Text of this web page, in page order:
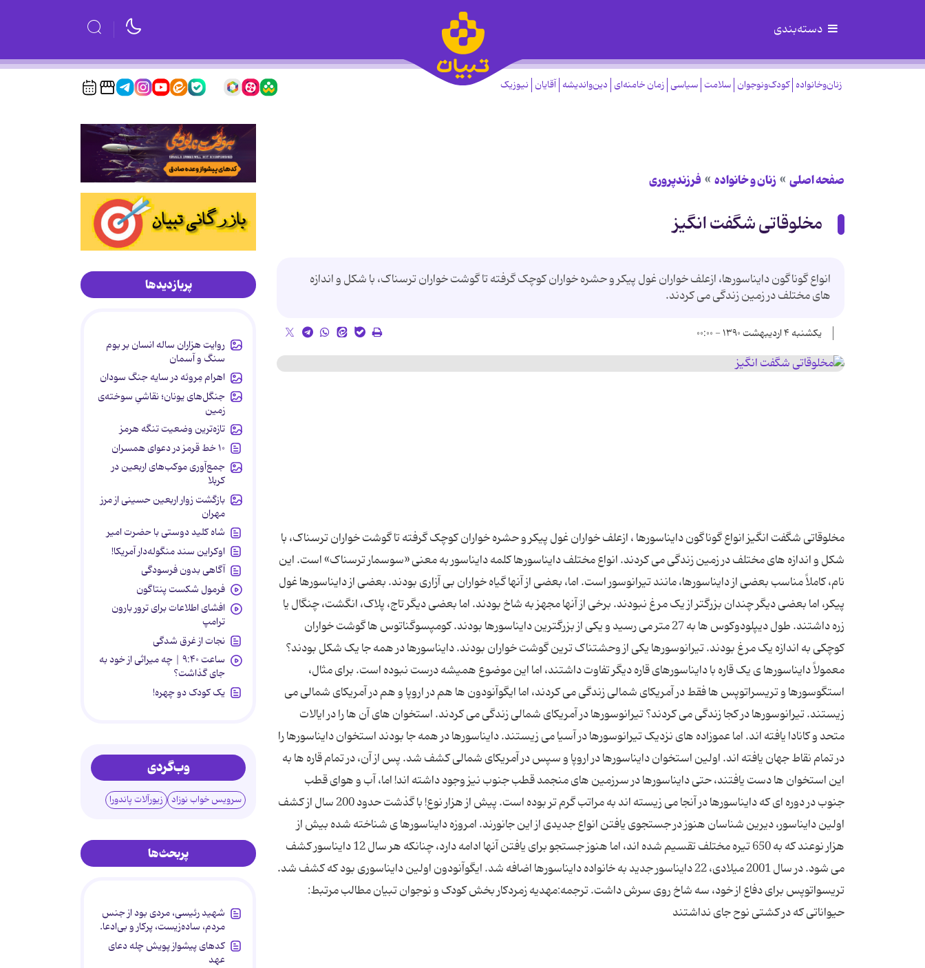
دسته‌بندی
زنان‌وخانواده کودک‌ونوجوان سلامت سیاسی زمان خامنه‌ای دین‌واندیشه آقایان نیوزیک
صفحه اصلی زنان و خانواده فرزندپروری
مخلوقاتی شگفت انگیز
انواع گوناگون دایناسورها، ازعلف خواران غول پیکر و حشره خواران کوچک گرفته تا گوشت خواران ترسناک، با شکل و اندازه
های مختلف در زمین زندگی می کردند.
یکشنبه ۴ اردیبهشت ۱۳۹۰ - ۰۰:۰۰
مخلوقاتی شگفت انگیز انواع گوناگون دایناسورها ، ازعلف خواران غول پیکر و حشره خواران کوچک گرفته تا گوشت خواران ترسناک، با
شکل و اندازه های مختلف در زمین زندگی می کردند. انواع مختلف دایناسورها کلمه دایناسور به معنی «سوسمار ترسناک» است. این
نام، کاملاً مناسب بعضی از دایناسورها، مانند تیرانوسور است. اما، بعضی از آنها گیاه خواران بی آزاری بودند. بعضی از دایناسورها غول
پیکر، اما بعضی دیگر چندان بزرگتر از یک مرغ نبودند. برخی از آنها مجهز به شاخ بودند. اما بعضی دیگر تاج، پلاک، انگشت، چنگال یا
زره داشتند. طول دیپلودوکوس ها به 27 متر می رسید و یکی از بزرگترین دایناسورها بودند. کومپسوگناتوس ها گوشت خواران
کوچکی به اندازه یک مرغ بودند. تیرانوسورها یکی از وحشتناک ترین گوشت خواران بودند. دایناسورها در همه جا یک شکل بودند؟
معمولاً دایناسورها ی یک قاره با دایناسورهای قاره دیگر تفاوت داشتند، اما این موضوع همیشه درست نبوده است. برای مثال،
استگوسورها و تریسراتوپس ها فقط در آمریکای شمالی زندگی می کردند، اما ایگوآنودون ها هم در اروپا و هم در آمریکای شمالی می
زیستند. تیرانوسورها در کجا زندگی می کردند؟ تیرانوسورها در آمریکای شمالی زندگی می کردند. استخوان های آن ها را در ایالات
متحد و کانادا یافته اند. اما عموزاده های نزدیک تیرانوسورها در آسیا می زیستند. دایناسورها در همه جا بودند استخوان دایناسورها را
در تمام نقاط جهان یافته اند. اولین استخوان دایناسورها در اروپا و سپس در آمریکای شمالی کشف شد. پس از آن، در تمام قاره ها به
این استخوان ها دست یافتند، حتی دایناسورها در سرزمین های منجمد قطب جنوب نیز وجود داشته اند! اما، آب و هوای قطب
جنوب در دوره ای که دایناسورها در آنجا می زیسته اند به مراتب گرم تر بوده است. پیش از هزار نوع! با گذشت حدود 200 سال از کشف
اولین دایناسور، دیرین شناسان هنوز در جستجوی یافتن انواع جدیدی از این جانورند. امروزه دایناسورها ی شناخته شده بیش از
هزار نوعند که به 650 تیره مختلف تقسیم شده اند، اما هنوز جستجو برای یافتن آنها ادامه دارد، چنانکه هر سال 12 دایناسور کشف
می شود. در سال 2001 میلادی، 22 دایناسور جدید به خانواده دایناسورها اضافه شد. ایگوآنودون اولین دایناسوری بود که کشف شد.
تریسواتوپس برای دفاع از خود، سه شاخ روی سرش داشت. ترجمه:مهدیه زمردکار بخش کودک و نوجوان تبیان مطالب مرتبط:
حیواناتی که در کشتی نوح جای نداشتند
پربازدیدها
روایت هزاران ساله انسان بر بوم
سنگ و آسمان
اهرام مِروئه در سایه جنگ سودان
جنگل‌های یونان؛ نقاشیِ سوخته‌ی
زمین
تازه‌ترین وضعیت تنگه هرمز
۱۰ خط قرمز در دعوای همسران
جمع‌آوری موکب‌های اربعین در
کربلا
بازگشت زوار اربعین حسینی از مرز
مهران
شاه کلید دوستی با حضرت امیر
اوکراین سند منگوله‌دار آمریکا!
آگاهی بدون فرسودگی
فرمول شکست پنتاگون
افشای اطلاعات برای ترور بارون
ترامپ
نجات از غرق شدگی
ساعت ۹:۴۰ | چه میراثی از خود به
جای گذاشت؟
یک کودک دو چهره!
وب‌گردی
سرویس خواب نوزاد زیورآلات پاندورا
پربحث‌ها
شهید رئیسی، مردی بود از جنس
مردم، ساده‌زیست، پرکار و بی‌ادعا.
کدهای پیشواز پویش چله دعای
عهد